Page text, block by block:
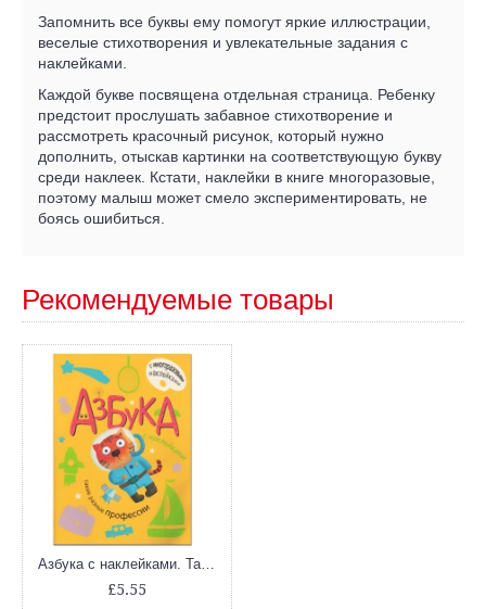
Запомнить все буквы ему помогут яркие иллюстрации,
веселые стихотворения и увлекательные задания с
наклейками.
Каждой букве посвящена отдельная страница. Ребенку
предстоит прослушать забавное стихотворение и
рассмотреть красочный рисунок, который нужно
дополнить, отыскав картинки на соответствующую букву
среди наклеек. Кстати, наклейки в книге многоразовые,
поэтому малыш может смело экспериментировать, не
боясь ошибиться.
Рекомендуемые товары
£5.55